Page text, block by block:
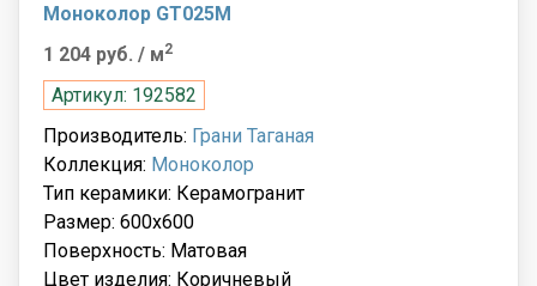
Моноколор GT025M
1 204 руб. / м2
Артикул: 192582
Производитель: Грани Таганая
Коллекция: Моноколор
Тип керамики: Керамогранит
Размер: 600x600
Поверхность: Матовая
Цвет изделия: Коричневый